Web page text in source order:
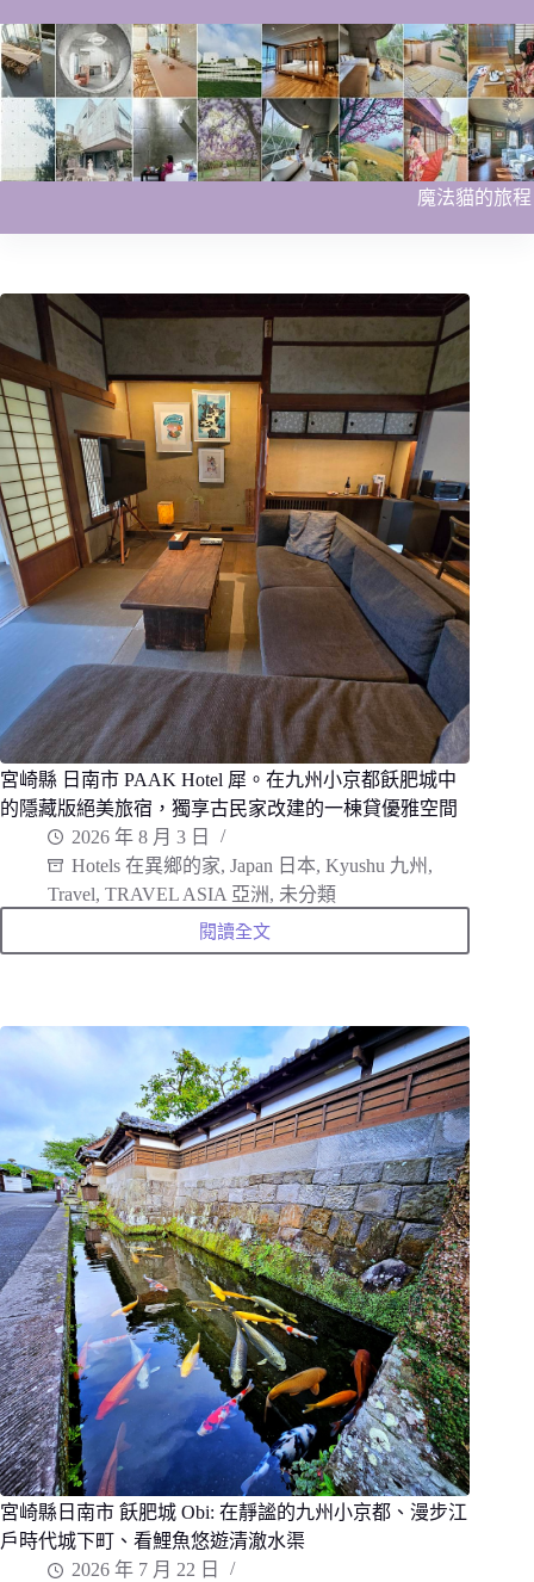
至
主
要
內
容
魔法貓的旅程
宮崎縣 日南市 PAAK Hotel 犀。在九州小京都飫肥城中
的隱藏版絕美旅宿，獨享古民家改建的一棟貸優雅空間
2026 年 8 月 3 日
Hotels 在異鄉的家, Japan 日本, Kyushu 九州 ,
Travel, TRAVEL ASIA 亞洲, 未分類
閱讀全文
宮
崎
市
PAAK
Hotel
犀。
在
九
州
小
京
都
飫
肥
城
中
的
隱
藏
版
絕
美
旅
宿，
獨
享
古
民
家
改
建
的
一
宮崎縣日南市 飫肥城 Obi: 在靜謐的九州小京都、漫步江
戶時代城下町、看鯉魚悠遊清澈水渠
2026 年 7 月 22 日